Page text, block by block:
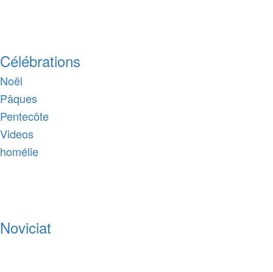
Célébrations
Noël
Pâques
Pentecôte
Videos
homélie
Noviciat